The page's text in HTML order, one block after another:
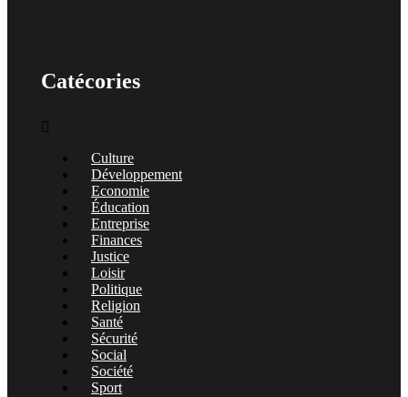
Catécories
Menu
Culture
Développement
Economie
Éducation
Entreprise
Finances
Justice
Loisir
Politique
Religion
Santé
Sécurité
Social
Société
Sport